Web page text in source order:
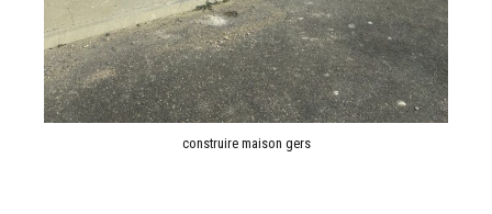
construire maison gers